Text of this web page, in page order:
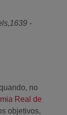
-
no
Real de
objetivos,